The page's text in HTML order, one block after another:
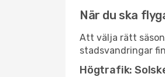
När du ska
Att välja rätt
stadsvandringar
Högtrafik: